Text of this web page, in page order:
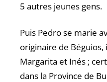
5 autres jeunes gens.
Puis Pedro se marie
originaire de
Margarita et Inés ;
dans la Province de